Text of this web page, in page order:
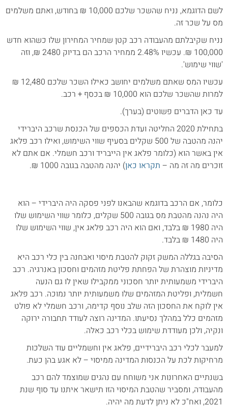
לשם הדוגמא, נניח שהשכר שלכם 10,000 ₪ בחודש, ואתם משלמים
מס על שכר זה.
נניח שקיבלתם מהעבודה רכב קטן שמחיר המחירון שלו כשהוא חדש
100,000 ₪. עכשיו 2.48% ממחיר הרכב הם בדיוק 2480 ₪, וזה
'שווי שימוש'.
עכשיו המס שאתם משלמים יחושב כאילו השכר שלכם 12,480 ₪
למרות שהשכר שלכם הוא 10,000 ₪ בכסף + רכב.
עד כאן הדברים פשוטים (בערך).
בתחילת 2020 החליטה ועדת הכספים של הכנסת שרכב היברידי
יהנה מהטבה של 500 שקלים בסעיף שווי השימוש, ואילו רכב פלאג
אין באשר הוא (כלומר פלאג אין הייבריד ורכב חשמלי. אם אתם לא
זוכרים מה זה מה – תקראו כאן) יהנה מהטבה בגובה 1000 ₪.
כלומר, אם הרכב בדוגמא שהבאנו לפני פסקה היה היברידי – הוא
היה נהנה מהטבת מס בגובה 500 שקלים, כלומר שווי השימוש שלו
היה 1980 ₪ בלבד, ואם הוא היה רכב פלאג אין, שווי השימוש שלו
היה 1480 ₪ בלבד.
הסיבה בגללה המשק זקוק להטבת מיסוי ואבחנה בין כלי רכב היא
מדיניות מוצהרת של הפחתת פליטת מזהמים וחסכון באנרגיה. רכב
היברידי משמעותית יותר חסכוני ממקבילו שאין לו גם הנעה
חשמלית, ופליטת המזהמים שלו משמעותית יותר נמוכה. רכב פלאג
אין לוקח את החסכון הזה שלב נוסף קדימה, ורכב חשמלי לא פולט
מזהמים כלל במהלך נסיעתו. המדינה רוצה לעודד תחבורה ירוקה
ונקיה, ולכן מעודדת שימוש בכלי רכב כאלה.
למעבר לכלי רכב היברידיים, פלאג אין וחשמליים עוד השלכות
מרחיקות לכת על הכנסות המדינה ממיסוי – לא אגע בהן כעת.
בשנתיים האחרונות אני משוחח עם נהגים שמוצמד להם רכב
מהעבודה, ומסביר שהטבת המיסוי הזו תישאר איתנו עד סוף שנת
2021, ואח"כ לא ניתן לדעת מה יהיה.